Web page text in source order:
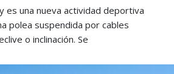
es una nueva actividad deportiva
polea suspendida por cables
o inclinación. Se